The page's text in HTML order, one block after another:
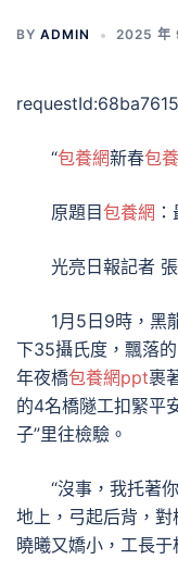
BY ADMIN 2025 年
“包養網新春包
原題目包養網
光亮日報記者
1月5日9時，黑
下35攝氏度，飄落
年夜橋包養網ppt裹
的4名橋隧工扣緊平
子”里往檢驗。
“沒事，我托著
地上，弓起后背，
曉曦又嬌小，工長于